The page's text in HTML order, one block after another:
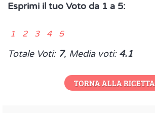
Esprimi il tuo Voto da 1 a 5:
1 2 3 4 5
Totale Voti: 7, Media voti: 4.1
TORNA ALLA RICETTA